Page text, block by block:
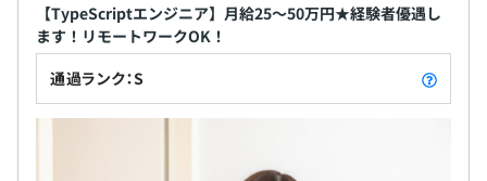
【TypeScriptエンジニア】月給25～50万円★経験者優遇し
ます！リモートワークOK！
通過ランク：S